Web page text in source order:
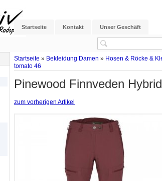
Startseite Kontakt Unser Geschäft
Startseite » Bekleidung Damen » Hosen & Röcke &
tomato 46
Pinewood Finnveden
zum vorherigen Artikel